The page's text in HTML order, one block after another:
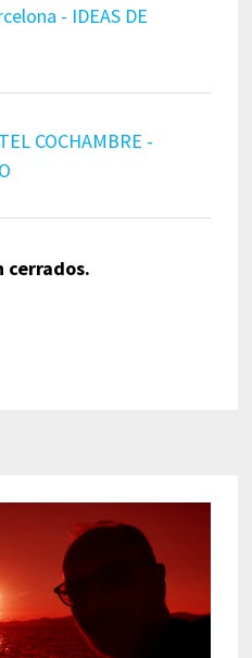
- IDEAS DE
COCHAMBRE -
cerrados.